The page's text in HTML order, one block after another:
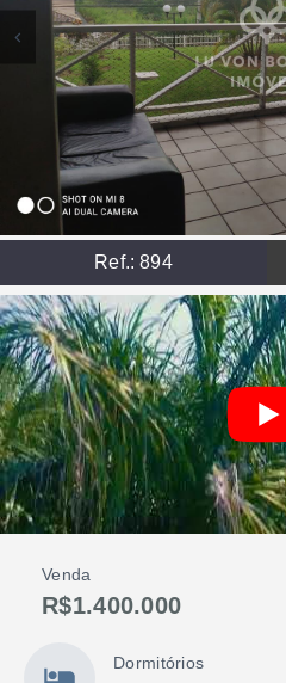
Ref.:894
Venda
R$1.400.000
Dormitórios